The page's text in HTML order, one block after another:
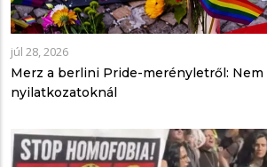
júl 28, 2026
Merz a berlini Pride-merényletről: Nem
nyilatkozatoknál